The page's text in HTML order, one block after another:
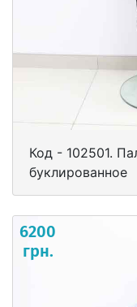
Код - 102501.
буклированное
6200
грн.